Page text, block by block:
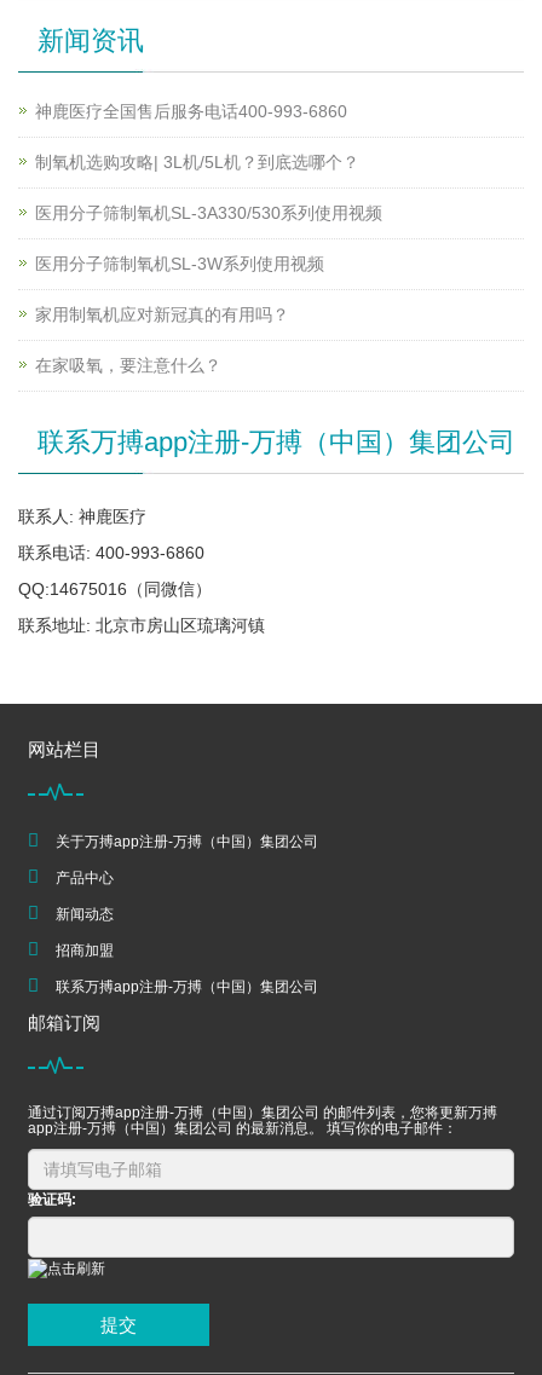
新闻资讯
神鹿医疗全国售后服务电话400-993-6860
制氧机选购攻略| 3L机/5L机？到底选哪个？
医用分子筛制氧机SL-3A330/530系列使用视频
医用分子筛制氧机SL-3W系列使用视频
家用制氧机应对新冠真的有用吗？
在家吸氧，要注意什么？
联系万搏app注册-万搏（中国）集团公司
联系人: 神鹿医疗
联系电话: 400-993-6860
QQ:14675016（同微信）
联系地址: 北京市房山区琉璃河镇
网站栏目
关于万搏app注册-万搏（中国）集团公司
产品中心
新闻动态
招商加盟
联系万搏app注册-万搏（中国）集团公司
邮箱订阅
通过订阅万搏app注册-万搏（中国）集团公司 的邮件列表，您将更新万搏
app注册-万搏（中国）集团公司 的最新消息。 填写你的电子邮件：
验证码:
提交